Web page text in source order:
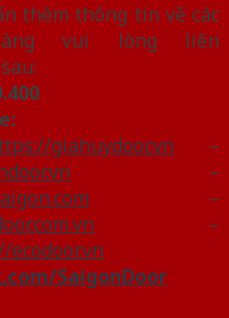
thêm thông tin về các
vui lòng liên
giahuydoor.vn –
–
–
–
ecodoor.vn
SaigonDoor